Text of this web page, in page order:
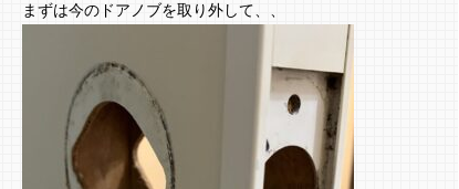
まずは今のドアノブを取り外して、、